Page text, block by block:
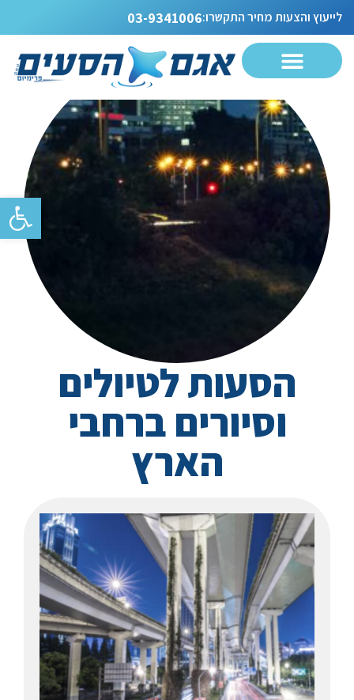
פתח
לייעוץ והצעות מחיר התקשרו:03-9341006
הסעות לטיולים
וסיורים ברחבי
הארץ